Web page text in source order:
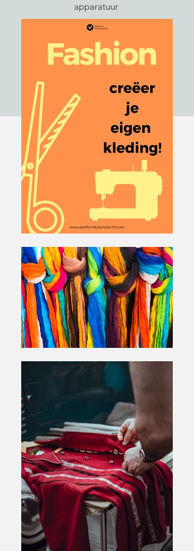
apparatuur
Met vriendelijke groet,
Team Platform!
PS: Volg ons ook op Instagram!